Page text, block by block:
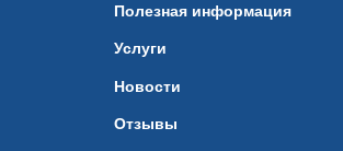
Полезная информация
Услуги
Новости
Отзывы